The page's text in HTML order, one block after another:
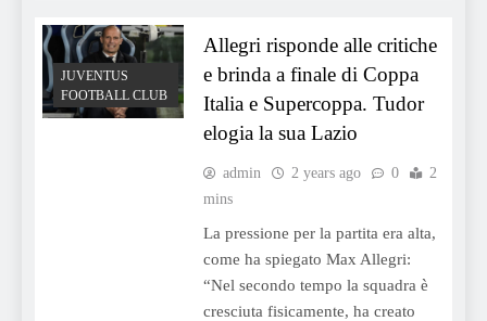
JUVENTUS
FOOTBALL CLUB
Allegri risponde alle critiche
e brinda a finale di Coppa
Italia e Supercoppa. Tudor
elogia la sua Lazio
admin 2 years ago 0
2
mins
La pressione per la partita era alta,
come ha spiegato Max Allegri:
“Nel secondo tempo la squadra è
cresciuta fisicamente, ha creato